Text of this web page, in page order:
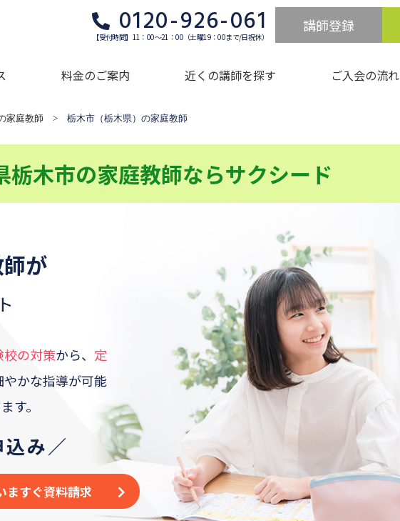
0120-926-061
【受付時間】11：00～21：00（土曜19：00まで/日祝休）
講師登録
料金のご案内 近くの講師を探す ご入会の流れ
家庭教師 > 栃木市（栃木県）の家庭教師
栃木市の家庭教師ならサクシード
が
校の対策から、 定
やかな指導が可能
す。
込み／
ますぐ資料請求